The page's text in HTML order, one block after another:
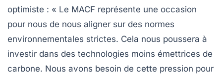
optimiste : « Le MACF représente une occasion
pour nous de nous aligner sur des normes
environnementales strictes. Cela nous poussera à
investir dans des technologies moins émettrices de
carbone. Nous avons besoin de cette pression pour